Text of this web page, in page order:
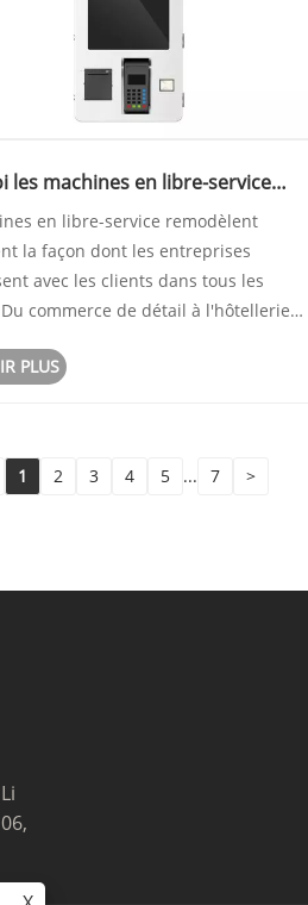
les machines en libre-service
? en libre-service remodèlent
la façon dont les entreprises
avec les clients dans tous les
commerce de détail à l'hôtellerie
ces systèmes intelligents permettent
PLUS
1 2 3 4 5 ... 7 >